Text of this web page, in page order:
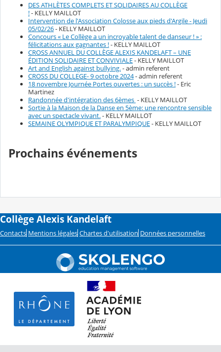
DES ATHLÈTES COMPLETS ET SOLIDAIRES AU COLLÈGE
!- KELLY MAILLOT
Intervention de l'Association Colosse aux pieds d'Argile - Jeudi
05/02/26- KELLY MAILLOT
Concours « Le Collège a un incroyable talent de danseur ! » :
félicitations aux gagnantes !- KELLY MAILLOT
CROSS ANNUEL DU COLLÈGE ALEXIS KANDELAFT – UNE
ÉDITION SOLIDAIRE ET CONVIVIALE- KELLY MAILLOT
Art and English against bullying.- admin referent
CROSS DU COLLEGE- 9 octobre 2024- admin referent
18 novembre Journée Portes ouvertes : un succès !- Eric
Martinez
Randonnée d'intégration des 6èmes - KELLY MAILLOT
Sortie à la Maison de la Danse en 5ème: une rencontre sensible
avec un spectacle vivant.- KELLY MAILLOT
SEMAINE OLYMPIQUE ET PARALYMPIQUE- KELLY MAILLOT
Prochains événements
Collège Alexis Kandelaft
Contacts Mentions légales Chartes d'utilisation Données personnelles